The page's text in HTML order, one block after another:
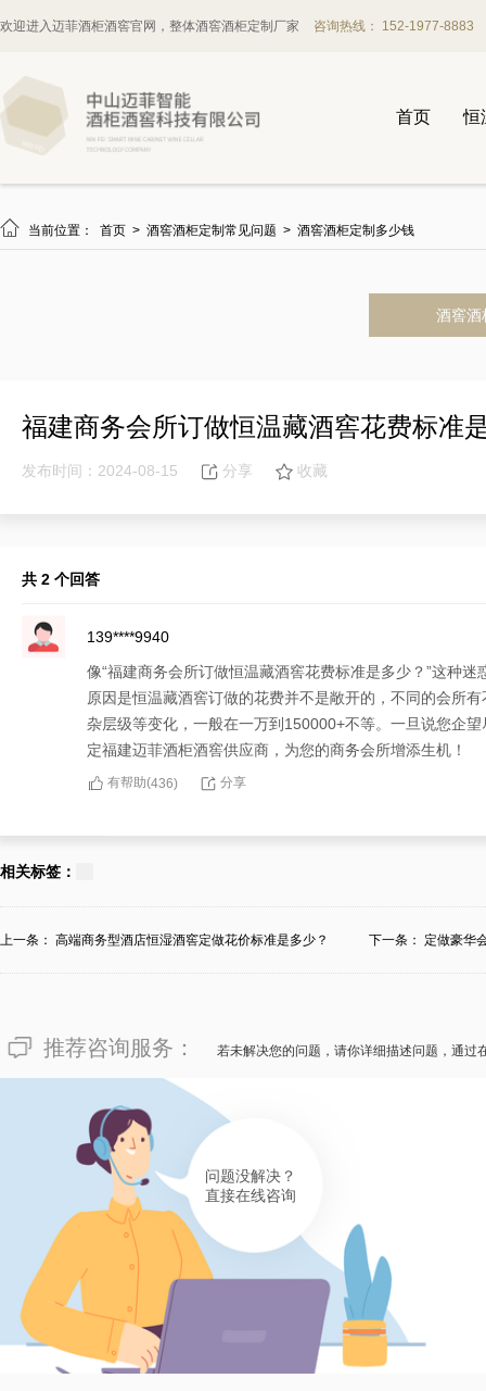
欢迎进入迈菲酒柜酒窖官网，整体酒窖酒柜定制厂家 咨询热线： 152-1977-8883
首页 恒
 当前位置： 首页 > 酒窖酒柜定制常见问题 > 酒窖酒柜定制多少钱
酒窖酒
福建商务会所订做恒温藏酒窖花费标准
发布时间：2024-08-15 分享 收藏
共 2 个回答
139****9940
像“福建商务会所订做恒温藏酒窖花费标准是多少？”这种
原因是恒温藏酒窖订做的花费并不是敞开的，不同的会所
杂层级等变化，一般在一万到150000+不等。一旦说您企
定福建迈菲酒柜酒窖供应商，为您的商务会所增添生机！
有帮助(436) 分享
153****4562
相关标签：
上一条： 高端商务型酒店恒湿酒窖定做花价标准是多少？ 下一条： 定做豪华
推荐咨询服务： 若未解决您的问题，请你详细描述问题，通过
问题没解决？
直接在线咨询